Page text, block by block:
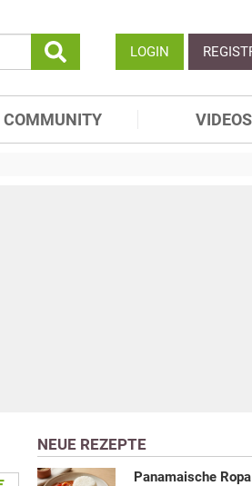
LOGIN
COMMUNITY VIDEOS
NEUE REZEPTE
Panamaische